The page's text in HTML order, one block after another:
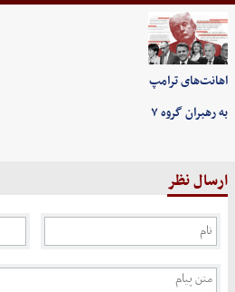
اهانت‌های ترامپ
به رهبران گروه ۷
ارسال نظر